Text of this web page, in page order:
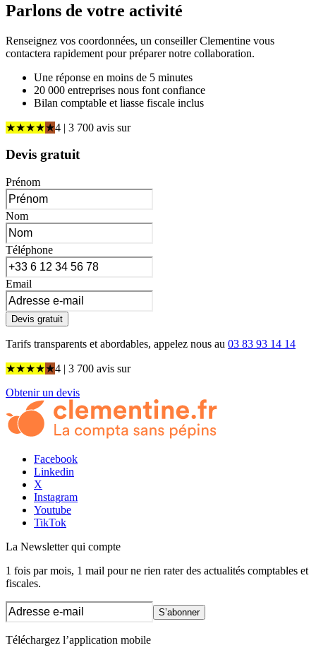
Parlons de votre activité
Renseignez vos coordonnées, un conseiller Clementine vous
contactera rapidement pour préparer notre collaboration.
Une réponse en moins de 5 minutes
20 000 entreprises nous font confiance
Bilan comptable et liasse fiscale inclus
★★★★★4 | 3 700 avis sur
Devis gratuit
Prénom
Nom
Téléphone
Email
Devis gratuit
Tarifs transparents et abordables, appelez nous au 03 83 93 14 14
★★★★★4 | 3 700 avis sur
Obtenir un devis
Facebook
Linkedin
X
Instagram
Youtube
TikTok
La Newsletterqui compte
1 fois par mois, 1 mail pour ne rien rater des actualités comptables et
fiscales.
S’abonner
Téléchargez l’application mobile